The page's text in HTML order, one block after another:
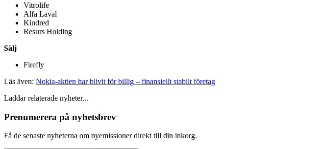
Vitrolife
Alfa Laval
Kindred
Resurs Holding
Sälj
Firefly
Läs även: Nokia-aktien har blivit för billig – finansiellt stabilt företag
Laddar relaterade nyheter...
Prenumerera på nyhetsbrev
Få de senaste nyheterna om nyemissioner direkt till din inkorg.